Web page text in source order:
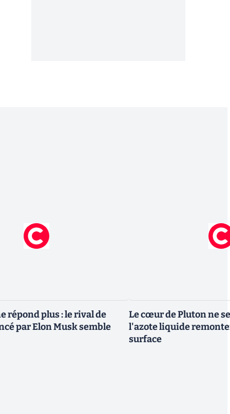
répond plus : le rival de
par Elon Musk semble
Le cœur de Pluton ne
l'azote liquide
surface